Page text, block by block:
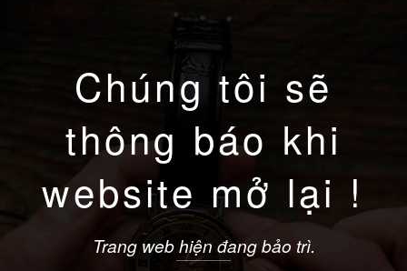
Chúng tôi sẽ
thông báo khi
website mở lại !
Trang web hiện đang bảo trì.